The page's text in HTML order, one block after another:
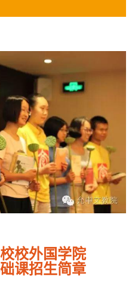
立立人。——西安交
生俱来的使命。我
的时间去修习内
状态。——陕西科技
就像听到了希望，我
为一颗种子、一个
事物，去发出温暖
大学 张晓翠
，本心常住。——陕
校外国学院
课招生简章